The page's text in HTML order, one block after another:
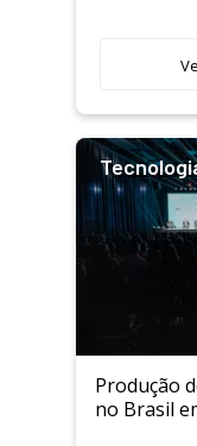
Produção
no Brasil